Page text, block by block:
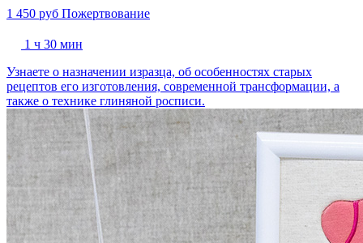
1 450 руб Пожертвование
1 ч 30 мин
Узнаете о назначении изразца, об особенностях старых
рецептов его изготовления, современной трансформации, а
также о технике глиняной росписи.